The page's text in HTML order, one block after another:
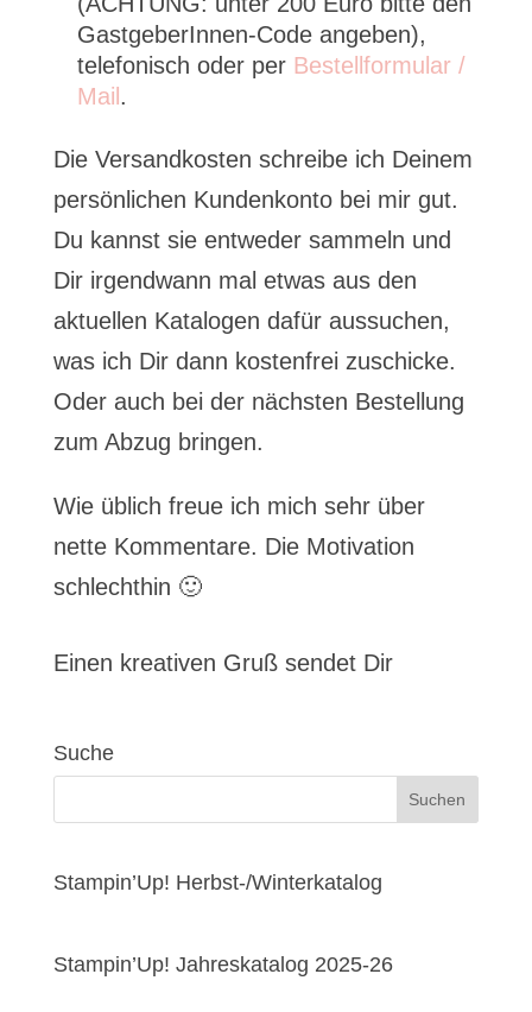
GastgeberInnen-Code angeben),
telefonisch oder per Bestellformular /
Mail .
Die Versandkosten schreibe ich Deinem
persönlichen Kundenkonto bei mir gut.
Du kannst sie entweder sammeln und
Dir irgendwann mal etwas aus den
aktuellen Katalogen dafür aussuchen,
was ich Dir dann kostenfrei zuschicke.
Oder auch bei der nächsten Bestellung
zum Abzug bringen.
Wie üblich freue ich mich sehr über
nette Kommentare. Die Motivation
schlechthin 🙂
Einen kreativen Gruß sendet Dir
Suche
Stampin’Up! Herbst-/Winterkatalog
Stampin’Up! Jahreskatalog 2025-26